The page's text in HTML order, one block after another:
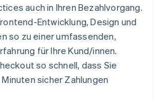
auch in Ihren Bezahlvorgang.
Entwicklung, Design und
so zu einer umfassenden,
für Ihre Kund/innen.
so schnell, dass Sie
sicher Zahlungen